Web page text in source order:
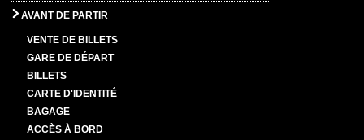
AVANT DE PARTIR
VENTE DE BILLETS
GARE DE DÉPART
BILLETS
CARTE D'IDENTITÉ
BAGAGE
ACCÈS À BORD